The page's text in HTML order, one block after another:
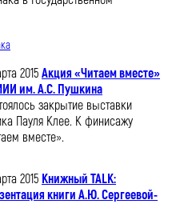
2015 Акция «Читаем вместе»
им. А.С. Пушкина
закрытие выставки
Пауля Клее. К финисажу
вместе».
2015 Книжный TALK:
книги А.Ю. Сергеевой-